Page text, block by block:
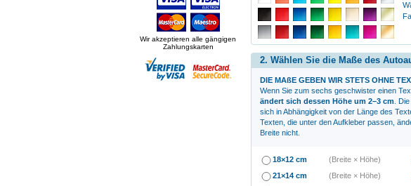
Wir akzeptieren alle gängigen
Zahlungskarten
2. Wählen Sie die Maße des
DIE MAßE GEBEN WIR STETS OHNE
Wenn Sie zum sechs geschwistereinen
ändert sich dessen Höhe um 2–3 cm. Die
sich in Abhängigkeit von der Länge des
Texten, die unter den Aufkleber passen,
Breite nicht.
18×12 cm (Breite × Höhe)
21×14 cm
(Breite × Höhe)